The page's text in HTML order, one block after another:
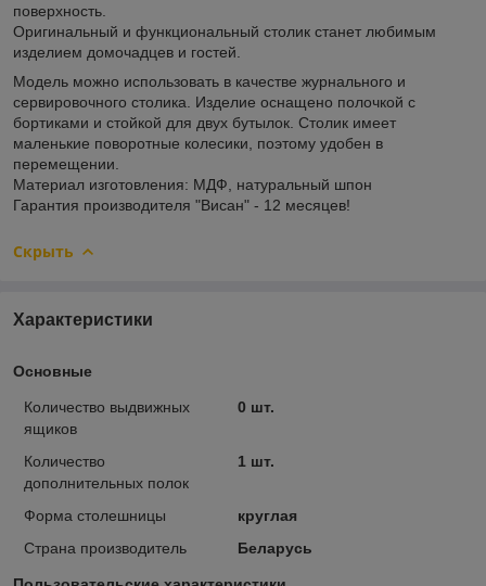
поверхность.
Оригинальный и функциональный столик станет любимым
изделием домочадцев и гостей.
Модель можно использовать в качестве журнального и
сервировочного столика. Изделие оснащено полочкой с
бортиками и стойкой для двух бутылок. Столик имеет
маленькие поворотные колесики, поэтому удобен в
перемещении.
Материал изготовления: МДФ, натуральный шпон
Гарантия производителя "Висан" - 12 месяцев!
Скрыть
Характеристики
Основные
Количество выдвижных
ящиков
0 шт.
Количество
дополнительных полок
1 шт.
Форма столешницы
круглая
Страна производитель
Беларусь